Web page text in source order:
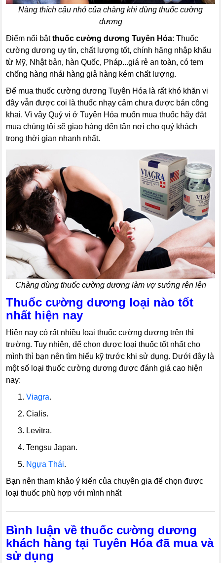
Nàng thích cậu nhỏ của chàng khi dùng thuốc cường
dương
Điểm nổi bậtthuốc cường dương Tuyên Hóa: Thuốc
cường dương uy tín, chất lượng tốt, chính hãng nhập khẩu
từ Mỹ, Nhật bản, hàn Quốc, Pháp...giá rẻ an toàn, có tem
chống hàng nhái hàng giả hàng kém chất lượng.
Để mua thuốc cường dương Tuyên Hóa là rất khó khăn vi
đây vẫn được coi là thuốc nhạy cảm chưa được bán công
khai. Vì vậy Quý vị ở Tuyên Hóa muốn mua thuốc hãy đặt
mua chúng tôi sẽ giao hàng đến tận nơi cho quý khách
trong thời gian nhanh nhất.
Chàng dùng thuốc cường dương làm vợ sướng rên lên
Thuốc cường dương loại nào tốt
nhất hiện nay
Hiện nay có rất nhiều loại thuốc cường dương trên thị
trường. Tuy nhiên, để chọn được loại thuốc tốt nhất cho
mình thì bạn nên tìm hiểu kỹ trước khi sử dụng. Dưới đây là
một số loại thuốc cường dương được đánh giá cao hiện
nay:
1.Viagra.
2. Cialis.
3. Levitra.
4. Tengsu Japan.
----5. Ngựa Thái.
Bạn nên tham khảo ý kiến của chuyên gia để chọn được
loại thuốc phù hợp với mình nhất
Bình luận về thuốc cường dương
khách hàng tại Tuyên Hóa đã mua và
sử dụng